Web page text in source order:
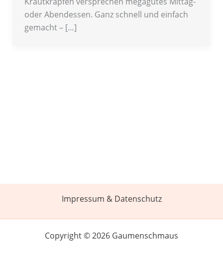
oder Abendessen. Ganz schnell und einfach
gemacht – […]
Impressum & Datenschutz
Copyright © 2026 Gaumenschmaus